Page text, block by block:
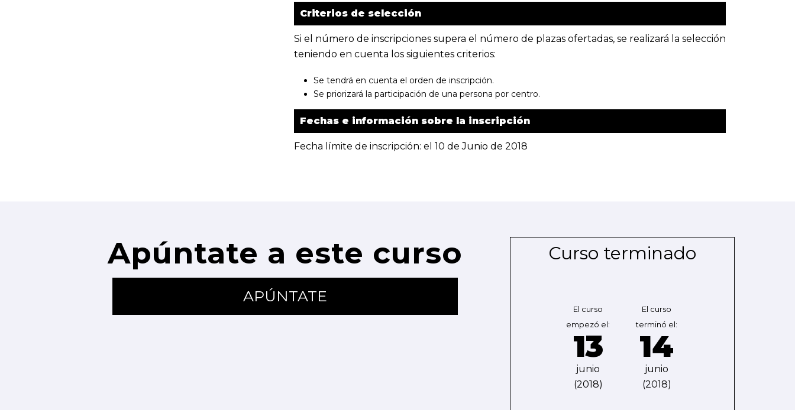
Criterios de selección
Si el número de inscripciones supera el número de plazas ofertadas, se realizará la selección
teniendo en cuenta los siguientes criterios:
Se tendrá en cuenta el orden de inscripción.
Se priorizará la participación de una persona por centro.
Fechas e información sobre la inscripción
Fecha límite de inscripción: el 10 de Junio de 2018
Apúntate a este curso
APÚNTATE
Curso terminado
El curso
empezó el:
13
junio
(2018)
El curso
terminó el:
14
junio
(2018)